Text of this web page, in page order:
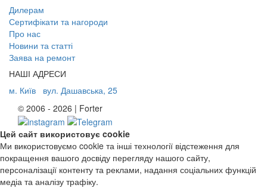
Дилерам
Сертифікати та нагороди
Про нас
Новини та статті
Заява на ремонт
НАШІ АДРЕСИ
м. Київ
вул. Дашавська, 25
© 2006 - 2026 | Forter
Цей сайт використовує cookie
Ми використовуємо cookie та інші технології відстеження для
покращення вашого досвіду перегляду нашого сайту,
персоналізації контенту та реклами, надання соціальних функцій
медіа та аналізу трафіку.